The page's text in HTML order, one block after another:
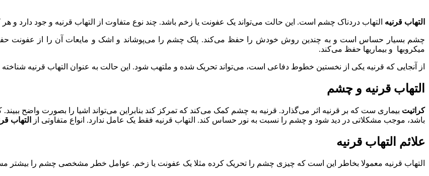
التهاب قرنیه التهاب دردناک چشم است. این حالت می‌تواند یک عفونت یا زخم باشد. چند نوع متفاوت از التهاب قرنیه و جود دارد و
چشم بسیار حساس است و به چندین روش خودش را حفظ می‌کند. پلک چشم را می‌پوشاند و اشک و مایعات آن را از عفونت
میکروبها و بیماریها حفظ می‌کند.
از آنجایی که قرنیه یکی از نخستین خطوط دفاعی است، می‌تواند تحریک شده و ملتهب شود. این حالت به عنوان التهاب قرنیه
التهاب قرنیه و چشم
کراتیت بیماری ست که بر قرنیه اثر می‌گذارد. قرنیه به چشم کمک می‌کند که تمرکز کند بنابراین می‌تواند اشیا را بصورت واضح
باشد، موجب مشکلاتی در دید شود و چشم را نسبت به نور حساس کند. التهاب قرنیه فقط یک عامل ندارد. انواع متفاوتی از
التهاب
علائم التهاب قرنیه
التهاب قرنیه معمولا بخاطر این است که چیزی چشم را تحریک کرده مثلا یک عفونت یا زخم. عوامل خطر مشخصی چشم را بیشتر